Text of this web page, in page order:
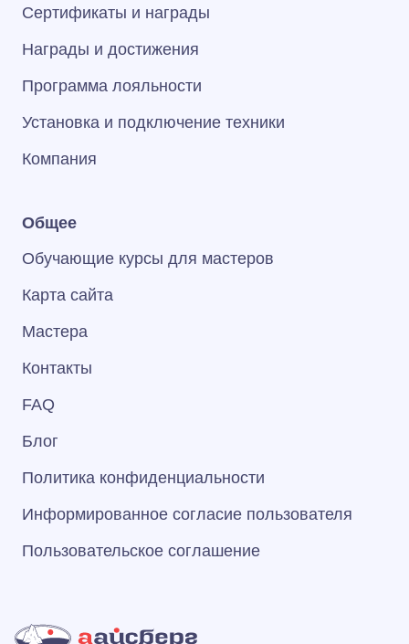
Сертификаты и награды
Награды и достижения
Программа лояльности
Установка и подключение техники
Компания
Общее
Обучающие курсы для мастеров
Карта сайта
Мастера
Контакты
FAQ
Блог
Политика конфиденциальности
Информированное согласие пользователя
Пользовательское соглашение